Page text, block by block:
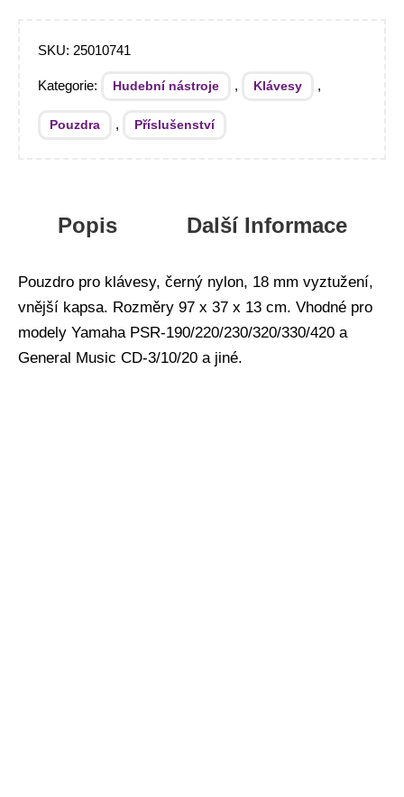
SKU: 25010741
Kategorie: Hudební nástroje , Klávesy ,
Pouzdra , Příslušenství
Popis Další Informace
Pouzdro pro klávesy, černý nylon, 18 mm vyztužení,
vnější kapsa. Rozměry 97 x 37 x 13 cm. Vhodné pro
modely Yamaha PSR-190/220/230/320/330/420 a
General Music CD-3/10/20 a jiné.